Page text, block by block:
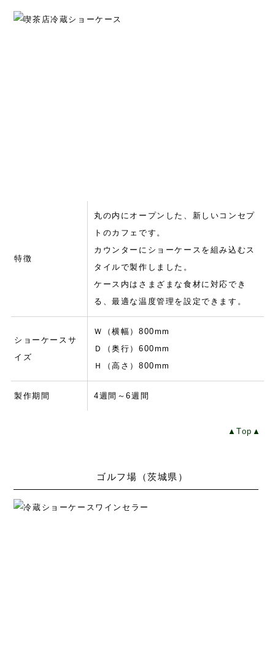
特徴
丸の内にオープンした、新しいコンセプ
トのカフェです。
カウンターにショーケースを組み込むス
タイルで製作しました。
ケース内はさまざまな食材に対応でき
る、最適な温度管理を設定できます。
ショーケースサ
イズ
Ｗ（横幅）800mm
Ｄ（奥行）600mm
Ｈ（高さ）800mm
製作期間 4週間～6週間
▲Top▲
ゴルフ場（茨城県）